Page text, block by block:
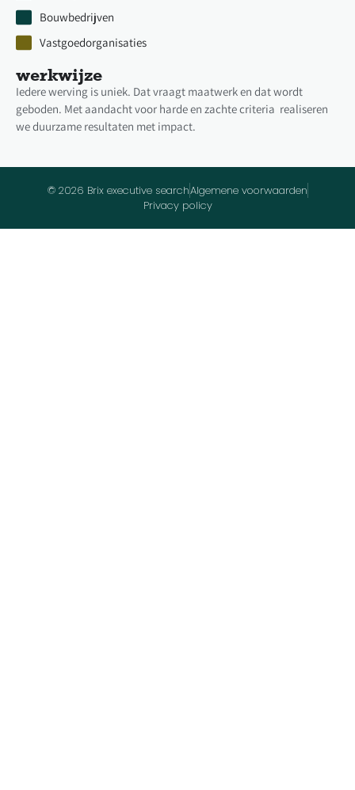
Bouwbedrijven
Vastgoedorganisaties
werkwijze
Iedere werving is uniek. Dat vraagt maatwerk en dat wordt
geboden. Met aandacht voor harde en zachte criteria realiseren
we duurzame resultaten met impact.
© 2026 Brix executive searchAlgemene voorwaarden
Privacy policy